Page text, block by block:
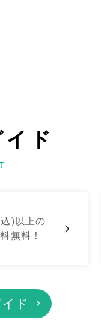
ド
)以上の
無料！
ド